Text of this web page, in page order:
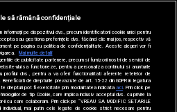
să rămână confidențiale
pe dispozitivul dvs., precum identificatorii cookie unici pentru
sau gestiona preferințele dvs. făcând clic mai jos, respectiv vă
pe pagina cu politica de confidențialitate. Aceste alegeri vor fi
Mai multe detalii
de publicitate partenere, precum si furnizorii nostri de servicii de
ului sa functioneze, pentru a personaliza continutul si anunturile
dvs., pentru a va oferi functionalitati aferente retelelor de
de drepturile prevazute de art. 15-22 din GDPR in legatura
drepturi pot fi exercitate prin modalitatea indicataaici. Prin click pe
de tip Cookie, care implica inclusiv acceptul dvs. cu privire la
cu care colaboram. Prin click pe “VREAU SA MODIFIC SETARILE
individual, mai putin cele legate de cookie strict necesare pentru